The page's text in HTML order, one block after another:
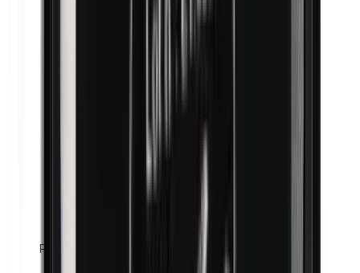
Farine de maïs